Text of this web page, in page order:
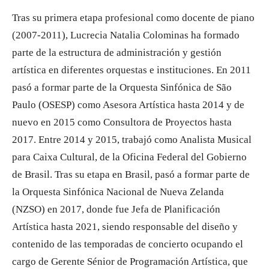
Tras su primera etapa profesional como docente de piano
(2007-2011), Lucrecia Natalia Colominas ha formado
parte de la estructura de administración y gestión
artística en diferentes orquestas e instituciones. En 2011
pasó a formar parte de la Orquesta Sinfónica de São
Paulo (OSESP) como Asesora Artística hasta 2014 y de
nuevo en 2015 como Consultora de Proyectos hasta
2017. Entre 2014 y 2015, trabajó como Analista Musical
para Caixa Cultural, de la Oficina Federal del Gobierno
de Brasil. Tras su etapa en Brasil, pasó a formar parte de
la Orquesta Sinfónica Nacional de Nueva Zelanda
(NZSO) en 2017, donde fue Jefa de Planificación
Artística hasta 2021, siendo responsable del diseño y
contenido de las temporadas de concierto ocupando el
cargo de Gerente Sénior de Programación Artística, que